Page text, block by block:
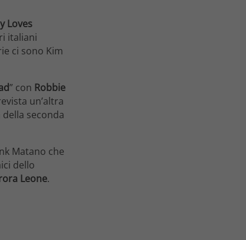
Loves
italiani
ci sono Kim
” con Robbie
un’altra
della seconda
Matano che
dello
Leone.